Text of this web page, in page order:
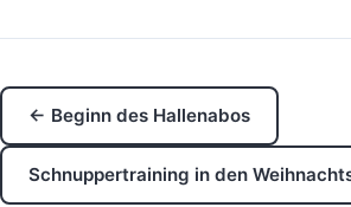
← Beginn des Hallenabos
Schnuppertraining in den